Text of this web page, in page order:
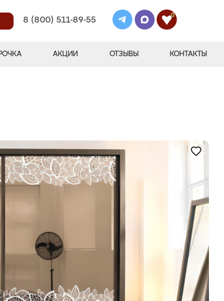
8 (800) 511-89-55
0
АКЦИИ ОТЗЫВЫ КОНТАКТЫ